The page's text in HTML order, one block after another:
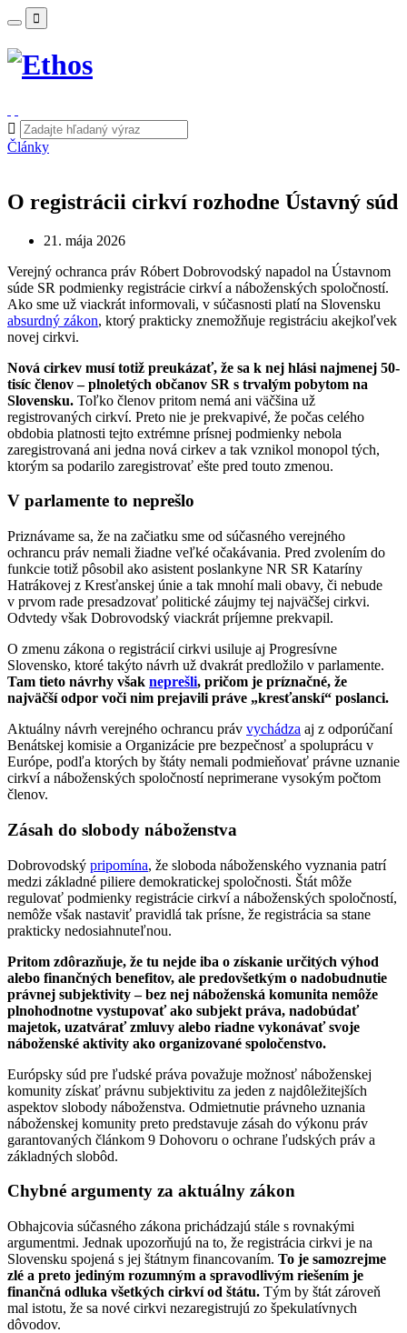
Články
O registrácii cirkví rozhodne Ústavný súd
21. mája 2026
Verejný ochranca práv Róbert Dobrovodský napadol na Ústavnom
súde SR podmienky registrácie cirkví a náboženských spoločností.
Ako sme už viackrát informovali, v súčasnosti platí na Slovensku
absurdný zákon, ktorý prakticky znemožňuje registráciu akejkoľvek
novej cirkvi.
Nová cirkev musí totiž preukázať, že sa k nej hlási najmenej 50-
tisíc členov – plnoletých občanov SR s trvalým pobytom na
Slovensku. Toľko členov pritom nemá ani väčšina už
registrovaných cirkví. Preto nie je prekvapivé, že počas celého
obdobia platnosti tejto extrémne prísnej podmienky nebola
zaregistrovaná ani jedna nová cirkev a tak vznikol monopol tých,
ktorým sa podarilo zaregistrovať ešte pred touto zmenou.
V parlamente to neprešlo
Priznávame sa, že na začiatku sme od súčasného verejného
ochrancu práv nemali žiadne veľké očakávania. Pred zvolením do
funkcie totiž pôsobil ako asistent poslankyne NR SR Kataríny
Hatrákovej z Kresťanskej únie a tak mnohí mali obavy, či nebude
v prvom rade presadzovať politické záujmy tej najväčšej cirkvi.
Odvtedy však Dobrovodský viackrát príjemne prekvapil.
O zmenu zákona o registrácií cirkvi usiluje aj Progresívne
Slovensko, ktoré takýto návrh už dvakrát predložilo v parlamente.
Tam tieto návrhy však neprešli, pričom je príznačné, že
najväčší odpor voči nim prejavili práve „kresťanskí“ poslanci.
Aktuálny návrh verejného ochrancu práv vychádza aj z odporúčaní
Benátskej komisie a Organizácie pre bezpečnosť a spoluprácu v
Európe, podľa ktorých by štáty nemali podmieňovať právne uznanie
cirkví a náboženských spoločností neprimerane vysokým počtom
členov.
Zásah do slobody náboženstva
Dobrovodský pripomína, že sloboda náboženského vyznania patrí
medzi základné piliere demokratickej spoločnosti. Štát môže
regulovať podmienky registrácie cirkví a náboženských spoločností,
nemôže však nastaviť pravidlá tak prísne, že registrácia sa stane
prakticky nedosiahnuteľnou.
Pritom zdôrazňuje, že tu nejde iba o získanie určitých výhod
alebo finančných benefitov, ale predovšetkým o nadobudnutie
právnej subjektivity – bez nej náboženská komunita nemôže
plnohodnotne vystupovať ako subjekt práva, nadobúdať
majetok, uzatvárať zmluvy alebo riadne vykonávať svoje
náboženské aktivity ako organizované spoločenstvo.
Európsky súd pre ľudské práva považuje možnosť náboženskej
komunity získať právnu subjektivitu za jeden z najdôležitejších
aspektov slobody náboženstva. Odmietnutie právneho uznania
náboženskej komunity preto predstavuje zásah do výkonu práv
garantovaných článkom 9 Dohovoru o ochrane ľudských práv a
základných slobôd.
Chybné argumenty za aktuálny zákon
Obhajcovia súčasného zákona prichádzajú stále s rovnakými
argumentmi. Jednak upozorňujú na to, že registrácia cirkvi je na
Slovensku spojená s jej štátnym financovaním. To je samozrejme
zlé a preto jediným rozumným a spravodlivým riešením je
finančná odluka všetkých cirkví od štátu. Tým by štát zároveň
mal istotu, že sa nové cirkvi nezaregistrujú zo špekulatívnych
dôvodov.